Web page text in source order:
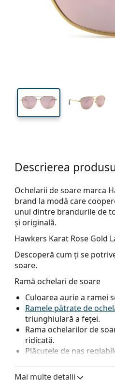
47 mm
Înălțime lentilă
Descrierea
Ochelarii de soare marca
brand la modă care
unul dintre brandurile de
și originală.
Hawkers Karat Rose Gold
Descoperă cum ți se
soare.
Ramă ochelari de soare
Culoarea aurie a ramei
Ramele pătrate de
triunghiulară a feței.
Rama ochelarilor de
ridicată.
Plăcuțele de nas
experiență pentru a
Mai multe detalii